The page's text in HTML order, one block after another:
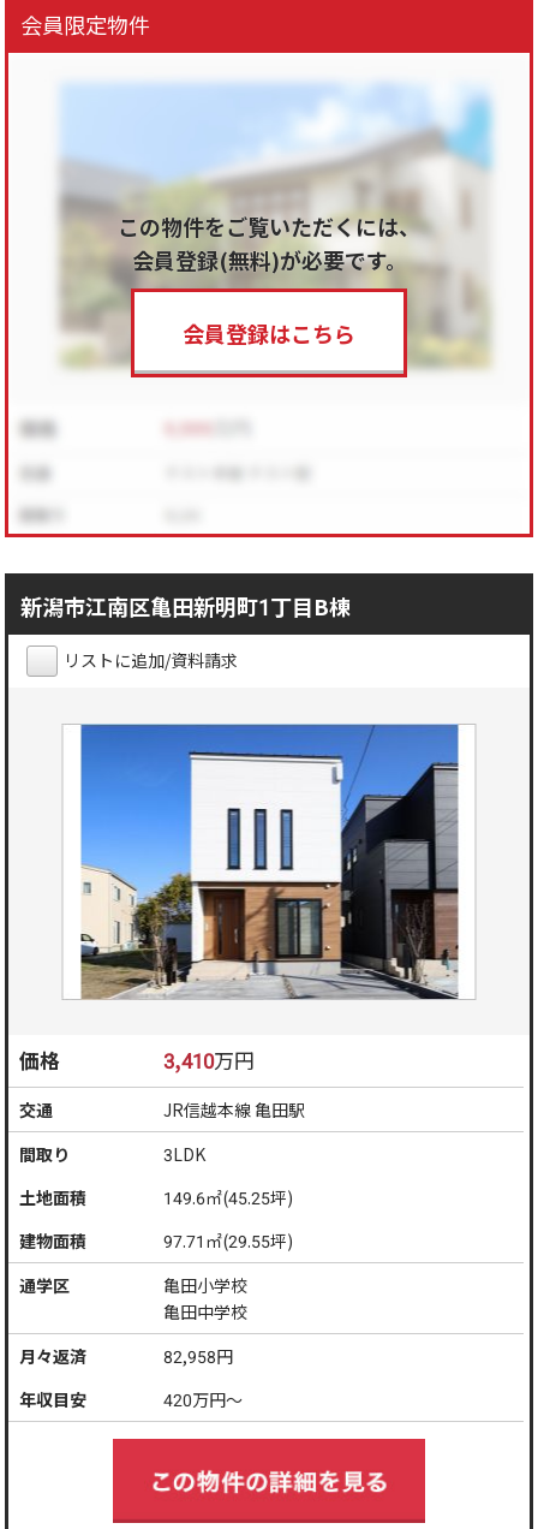
会員限定物件
この物件をご覧いただくには、
会員登録(無料)が必要です。
会員登録はこちら
新潟市江南区亀田新明町1丁目B棟
リストに追加/資料請求
価格 3,410万円
交通
JR信越本線 亀田駅
間取り
3LDK
土地面積
149.6㎡(45.25坪)
建物面積
97.71㎡(29.55坪)
通学区
亀田小学校
亀田中学校
月々返済
82,958円
年収目安
420万円～